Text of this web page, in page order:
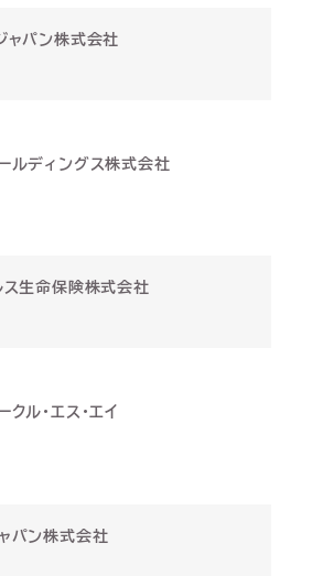
ャパン株式会社
ルディングス株式会社
ス生命保険株式会社
ル・エス・エイ
パン株式会社